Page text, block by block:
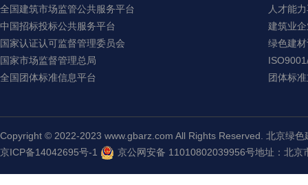
全国建筑市场监管公共服务平台
中国招标投标公共服务平台
国家认证认可监督管理委员会
国家市场监督管理总局
全国团体标准信息平台
人才能
建筑业
绿色建
团体标
Copyright © 2022-2023 www.gbarz.com All Rights Reserved. 北京绿色
京ICP备14042695号-1
京公网安备 11010802039956号地址：北京